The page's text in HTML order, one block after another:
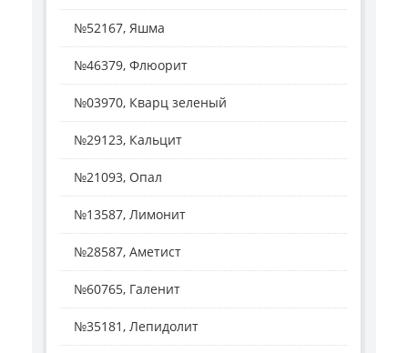
№52167, Яшма
№46379, Флюорит
№03970, Кварц зеленый
№29123, Кальцит
№21093, Опал
№13587, Лимонит
№28587, Аметист
№60765, Галенит
№35181, Лепидолит